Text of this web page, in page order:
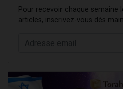
Pour recevoir chaque semaine
articles, inscrivez-vous dès